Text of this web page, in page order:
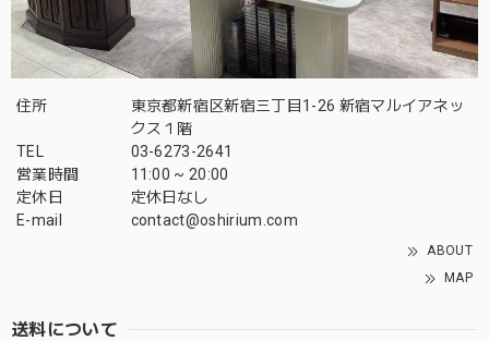
住所
東京都新宿区新宿三丁目1-26 新宿マルイアネッ
クス１階
TEL
03-6273-2641
営業時間
11:00 ~ 20:00
定休日
定休日なし
E-mail
contact@oshirium.com
ABOUT
MAP
送料について